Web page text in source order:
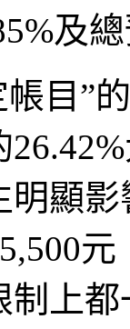
及
目”
明顯
制上